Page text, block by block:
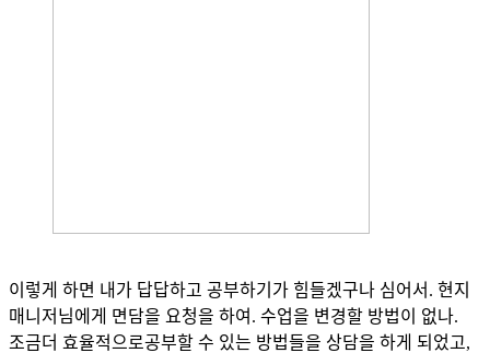
이렇게 하면 내가 답답하고 공부하기가 힘들겠구나 심어서. 현지
매니저님에게 면담을 요청을 하여. 수업을 변경할 방법이 없나.
조금더 효율적으로공부할 수 있는 방법들을 상담을 하게 되었고,